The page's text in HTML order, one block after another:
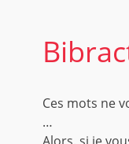
Ces mots ne
…